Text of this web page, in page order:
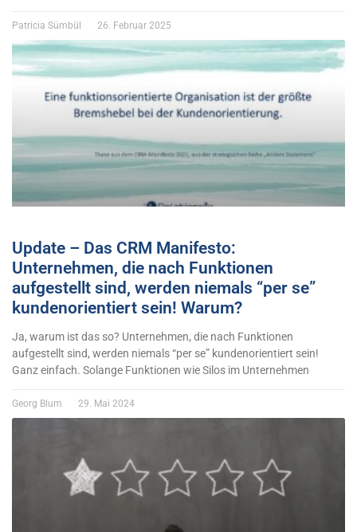
Patricia Sümbül 26. Februar 2025
Update – Das CRM Manifesto:
Unternehmen, die nach Funktionen
aufgestellt sind, werden niemals “per se”
kundenorientiert sein! Warum?
Ja, warum ist das so? Unternehmen, die nach Funktionen
aufgestellt sind, werden niemals “per se” kundenorientiert sein!
Ganz einfach. Solange Funktionen wie Silos im Unternehmen
Georg Blum 29. Mai 2024